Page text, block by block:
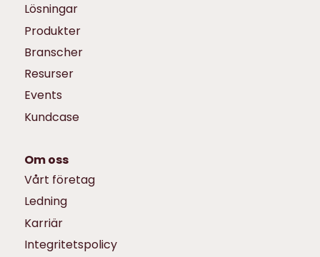
Lösningar
Produkter
Branscher
Resurser
Events
Kundcase
Om oss
Vårt företag
Ledning
Karriär
Integritetspolicy